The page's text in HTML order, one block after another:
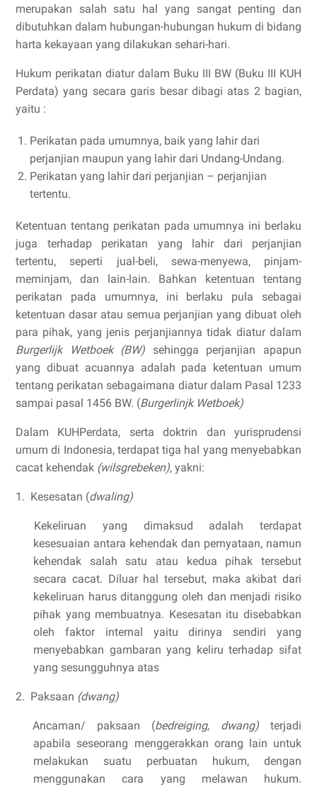
merupakan salah satu hal yang sangat penting dan
dibutuhkan dalam hubungan-hubungan hukum di bidang
harta kekayaan yang dilakukan sehari-hari.
Hukum perikatan diatur dalam Buku III BW (Buku III KUH
Perdata) yang secara garis besar dibagi atas 2 bagian,
yaitu :
Perikatan pada umumnya, baik yang lahir dari
perjanjian maupun yang lahir dari Undang-Undang.
Perikatan yang lahir dari perjanjian – perjanjian
tertentu.
Ketentuan tentang perikatan pada umumnya ini berlaku
juga terhadap perikatan yang lahir dari perjanjian
tertentu, seperti jual-beli, sewa-menyewa, pinjam-
meminjam, dan lain-lain. Bahkan ketentuan tentang
perikatan pada umumnya, ini berlaku pula sebagai
ketentuan dasar atau semua perjanjian yang dibuat oleh
para pihak, yang jenis perjanjiannya tidak diatur dalam
Burgerlijk Wetboek (BW) sehingga perjanjian apapun
yang dibuat acuannya adalah pada ketentuan umum
tentang perikatan sebagaimana diatur dalam Pasal 1233
sampai pasal 1456 BW. (Burgerlinjk Wetboek)
Dalam KUHPerdata, serta doktrin dan yurisprudensi
umum di Indonesia, terdapat tiga hal yang menyebabkan
cacat kehendak (wilsgrebeken), yakni:
1. Kesesatan (dwaling)
Kekeliruan yang dimaksud adalah terdapat
kesesuaian antara kehendak dan pernyataan, namun
kehendak salah satu atau kedua pihak tersebut
secara cacat. Diluar hal tersebut, maka akibat dari
kekeliruan harus ditanggung oleh dan menjadi risiko
pihak yang membuatnya. Kesesatan itu disebabkan
oleh faktor internal yaitu dirinya sendiri yang
menyebabkan gambaran yang keliru terhadap sifat
yang sesungguhnya atas
2. Paksaan (dwang)
Ancaman/ paksaan (bedreiging, dwang) terjadi
apabila seseorang menggerakkan orang lain untuk
melakukan suatu perbuatan hukum, dengan
menggunakan cara yang melawan hukum.